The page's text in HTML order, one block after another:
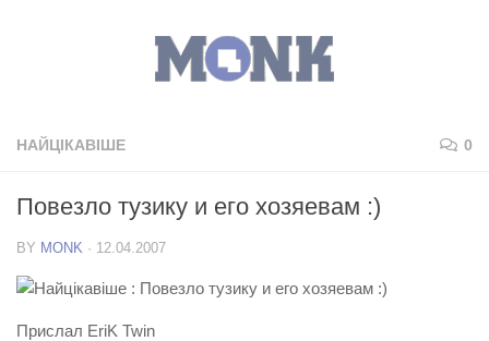
НАЙЦІКАВІШЕ 0
Повезло тузику и его хозяевам :)
BY MONK · 12.04.2007
Прислал EriK Twin